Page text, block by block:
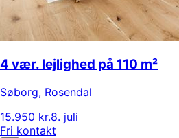
4 vær. lejlighed på 110 m²
Søborg, Rosendal
15.950 kr.8. juli
Fri kontakt